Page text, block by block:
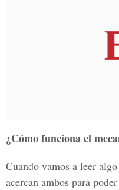
¿Cómo funciona el
Cuando vamos a leer
acercan ambos para